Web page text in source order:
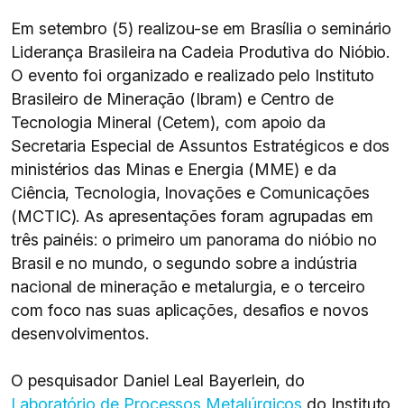
Em setembro (5) realizou-se em Brasília o seminário
Liderança Brasileira na Cadeia Produtiva do Nióbio.
O evento foi organizado e realizado pelo Instituto
Brasileiro de Mineração (Ibram) e Centro de
Tecnologia Mineral (Cetem), com apoio da
Secretaria Especial de Assuntos Estratégicos e dos
ministérios das Minas e Energia (MME) e da
Ciência, Tecnologia, Inovações e Comunicações
(MCTIC). As apresentações foram agrupadas em
três painéis: o primeiro um panorama do nióbio no
Brasil e no mundo, o segundo sobre a indústria
nacional de mineração e metalurgia, e o terceiro
com foco nas suas aplicações, desafios e novos
desenvolvimentos.
O pesquisador Daniel Leal Bayerlein, do
Laboratório de Processos Metalúrgicos do Instituto